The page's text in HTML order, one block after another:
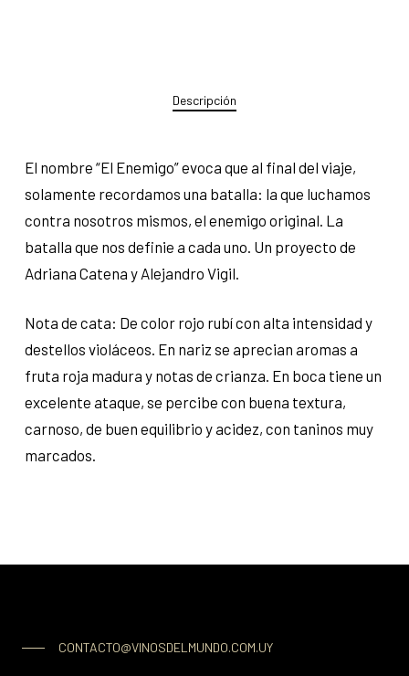
Descripción
El nombre “El Enemigo” evoca que al final del viaje,
solamente recordamos una batalla: la que luchamos
contra nosotros mismos, el enemigo original. La
batalla que nos definie a cada uno. Un proyecto de
Adriana Catena y Alejandro Vigil.
Nota de cata: De color rojo rubí con alta intensidad y
destellos violáceos. En nariz se aprecian aromas a
fruta roja madura y notas de crianza. En boca tiene un
excelente ataque, se percibe con buena textura,
carnoso, de buen equilibrio y acidez, con taninos muy
marcados.
CONTACTO@VINOSDELMUNDO.COM.UY